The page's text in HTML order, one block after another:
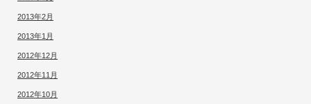
2013年2月
2013年1月
2012年12月
2012年11月
2012年10月